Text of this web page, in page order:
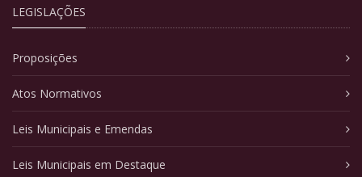
LEGISLAÇÕES
Proposições
Atos Normativos
Leis Municipais e Emendas
Leis Municipais em Destaque